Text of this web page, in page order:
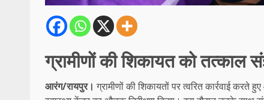
ग्रामीणों की शिकायत को तत्काल
आरंग/रायपुर। ग्रामीणों की शिकायतों पर त्वरित कार्रवाई